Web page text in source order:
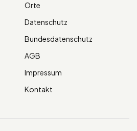
Orte
Datenschutz
Bundesdatenschutz
AGB
Impressum
Kontakt